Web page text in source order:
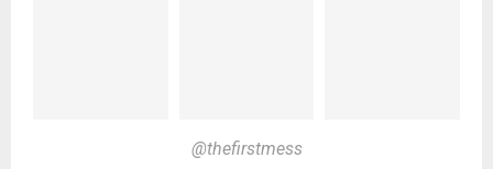
@thefirstmess